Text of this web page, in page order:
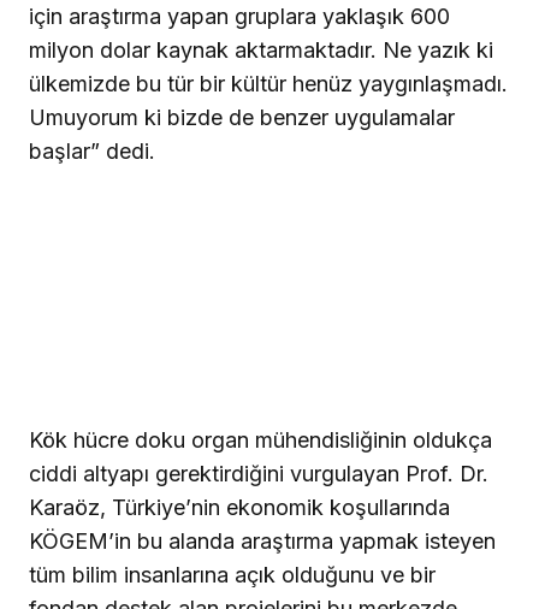
için araştırma yapan gruplara yaklaşık 600
milyon dolar kaynak aktarmaktadır. Ne yazık ki
ülkemizde bu tür bir kültür henüz yaygınlaşmadı.
Umuyorum ki bizde de benzer uygulamalar
başlar” dedi.
Kök hücre doku organ mühendisliğinin oldukça
ciddi altyapı gerektirdiğini vurgulayan Prof. Dr.
Karaöz, Türkiye’nin ekonomik koşullarında
KÖGEM’in bu alanda araştırma yapmak isteyen
tüm bilim insanlarına açık olduğunu ve bir